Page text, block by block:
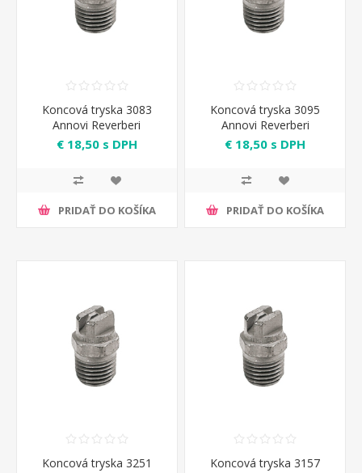
Koncová tryska 3083
Annovi Reverberi
€ 18,50 s DPH
PRIDAŤ DO KOŠÍKA
Koncová tryska 3095
Annovi Reverberi
€ 18,50 s DPH
PRIDAŤ DO KOŠÍKA
Koncová tryska 3251
Koncová tryska 3157